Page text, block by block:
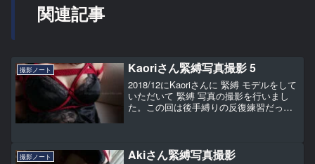
関連記事
撮影ノート Kaoriさん緊縛写真撮影 5
2018/12にKaoriさんに 緊縛 モデルをして
いただいて 緊縛 写真の撮影を行いまし
た。この回は後手縛りの反復練習だった
的に黄色っぽい写真となっています。
撮影ノート Akiさん緊縛写真撮影